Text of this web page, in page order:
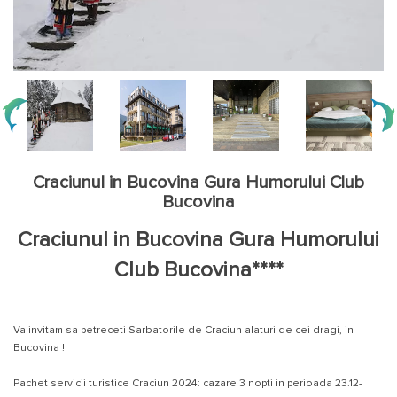
Craciunul in Bucovina Gura Humorului Club
Bucovina
Craciunul in Bucovina Gura Humorului
Club Bucovina****
Va invitam sa petreceti Sarbatorile de Craciun alaturi de cei dragi, in
Bucovina !
Pachet servicii turistice Craciun 2024: cazare 3 nopti in perioada 23.12-